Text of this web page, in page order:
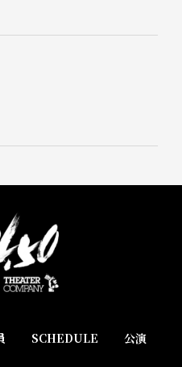
SCHEDULE 公演